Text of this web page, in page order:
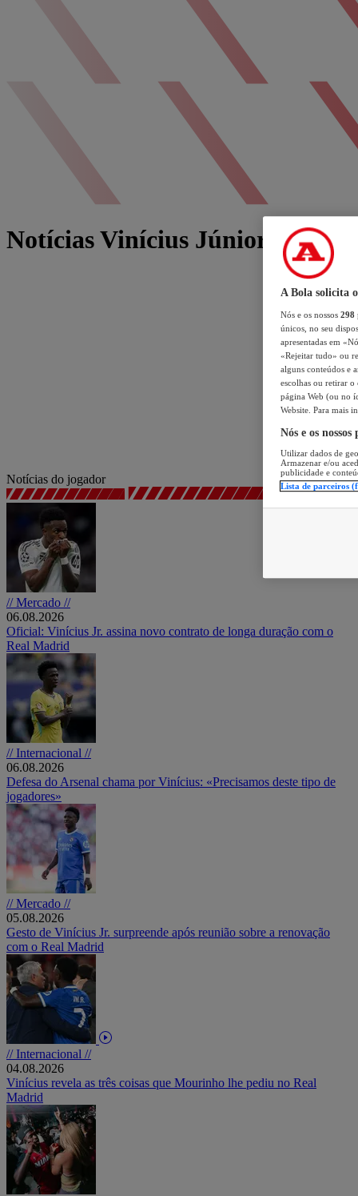
Notícias Vinícius Júnior
Notícias do jogador
// Mercado //
06.08.2026
Oficial: Vinícius Jr. assina novo contrato de longa duração com o
Real Madrid
// Internacional //
06.08.2026
Defesa do Arsenal chama por Vinícius: «Precisamos deste tipo de
jogadores»
// Mercado //
05.08.2026
Gesto de Vinícius Jr. surpreende após reunião sobre a renovação
com o Real Madrid
// Internacional //
04.08.2026
Vinícius revela as três coisas que Mourinho lhe pediu no Real
Madrid
A Bola solicita
Nós e os nossos 298
únicos, no seu
apresentadas em
«Rejeitar tudo» ou
alguns conteúdos e
escolhas ou retirar
página Web (ou no
Website. Para mais
Nós e os
Utilizar dados de
Armazenar e/ou
publicidade e
Lista de parceiros